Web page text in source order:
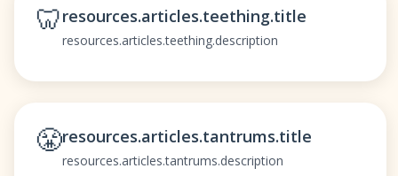
🦷resources.articles.teething.title
resources.articles.teething.description
😤resources.articles.tantrums.title
resources.articles.tantrums.description